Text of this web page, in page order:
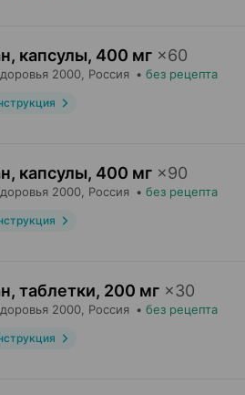
капсулы, 400 мг ×60
2000 , Россия • без рецепта
капсулы, 400 мг ×90
2000 , Россия • без рецепта
таблетки, 200 мг ×30
2000 , Россия • без рецепта